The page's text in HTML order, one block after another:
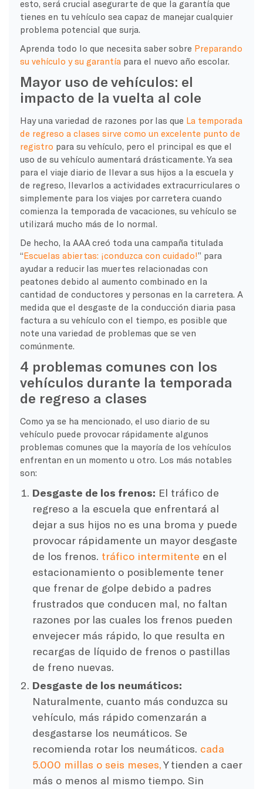
esto, será crucial asegurarte de que la garantía que
tienes en tu vehículo sea capaz de manejar cualquier
problema potencial que surja.
Aprenda todo lo que necesita saber sobre Preparando
su vehículo y su garantía para el nuevo año escolar.
Mayor uso de vehículos: el
impacto de la vuelta al cole
Hay una variedad de razones por las que La temporada
de regreso a clases sirve como un excelente punto de
registro para su vehículo, pero el principal es que el
uso de su vehículo aumentará drásticamente. Ya sea
para el viaje diario de llevar a sus hijos a la escuela y
de regreso, llevarlos a actividades extracurriculares o
simplemente para los viajes por carretera cuando
comienza la temporada de vacaciones, su vehículo se
utilizará mucho más de lo normal.
De hecho, la AAA creó toda una campaña titulada
“Escuelas abiertas: ¡conduzca con cuidado!” para
ayudar a reducir las muertes relacionadas con
peatones debido al aumento combinado en la
cantidad de conductores y personas en la carretera. A
medida que el desgaste de la conducción diaria pasa
factura a su vehículo con el tiempo, es posible que
note una variedad de problemas que se ven
comúnmente.
4 problemas comunes con los
vehículos durante la temporada
de regreso a clases
Como ya se ha mencionado, el uso diario de su
vehículo puede provocar rápidamente algunos
problemas comunes que la mayoría de los vehículos
enfrentan en un momento u otro. Los más notables
son:
Desgaste de los frenos: El tráfico de
regreso a la escuela que enfrentará al
dejar a sus hijos no es una broma y puede
provocar rápidamente un mayor desgaste
de los frenos. tráfico intermitente en el
estacionamiento o posiblemente tener
que frenar de golpe debido a padres
frustrados que conducen mal, no faltan
razones por las cuales los frenos pueden
envejecer más rápido, lo que resulta en
recargas de líquido de frenos o pastillas
de freno nuevas.
Desgaste de los neumáticos:
Naturalmente, cuanto más conduzca su
vehículo, más rápido comenzarán a
desgastarse los neumáticos. Se
recomienda rotar los neumáticos. cada
5.000 millas o seis meses,Y tienden a caer
más o menos al mismo tiempo. Sin